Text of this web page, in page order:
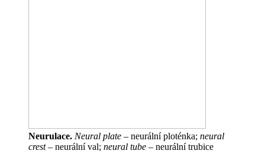
Neurulace. Neural plate – neurální ploténka; neural
crest– neurální val; neural tube – neurální trubice